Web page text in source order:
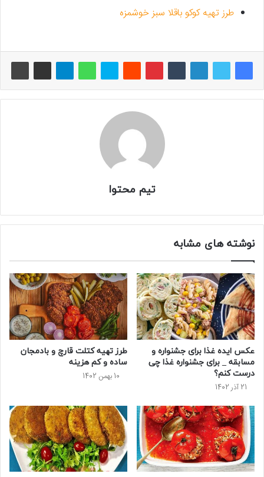
طرز تهیه کوکو باقلا سبز خوشمزه
تیم محتوا
نوشته های مشابه
عکس ایده غذا برای جشنواره و
مسابقه _ برای جشنواره غذا چی
درست کنم؟
21 آذر 1402
طرز تهیه کتلت قارچ و بادمجان
ساده و کم هزینه
10 بهمن 1402